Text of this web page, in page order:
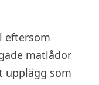
eftersom
matlådor
upplägg som